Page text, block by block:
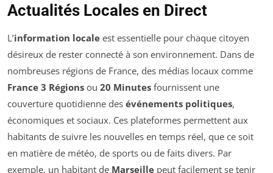
Actualités Locales en Direct
L’information locale est essentielle pour chaque citoyen
désireux de rester connecté à son environnement. Dans de
nombreuses régions de France, des médias locaux comme
France 3 Régions ou 20 Minutes fournissent une
couverture quotidienne des événements politiques,
économiques et sociaux. Ces plateformes permettent aux
habitants de suivre les nouvelles en temps réel, que ce soit
en matière de météo, de sports ou de faits divers. Par
exemple, un habitant de Marseille peut facilement se tenir